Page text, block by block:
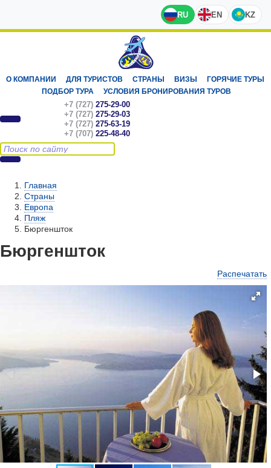
RU EN KZ
О КОМПАНИИ ДЛЯ ТУРИСТОВ СТРАНЫ ВИЗЫ
ГОРЯЧИЕ ТУРЫ
ПОДБОР ТУРА
УСЛОВИЯ БРОНИРОВАНИЯ ТУРОВ
+7 (727) 275-29-00
+7 (727) 275-29-03
+7 (727) 275-63-19
+7 (707) 225-48-40
Главная
Страны
Европа
Пляж
Бюргеншток
Бюргеншток
Распечатать